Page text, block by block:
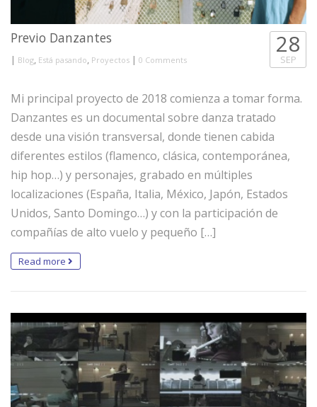
Previo Danzantes
| Blog, Está pasando, Proyectos | 0 Comments
28
SEP
Mi principal proyecto de 2018 comienza a tomar forma.
Danzantes es un documental sobre danza tratado
desde una visión transversal, donde tienen cabida
diferentes estilos (flamenco, clásica, contemporánea,
hip hop…) y personajes, grabado en múltiples
localizaciones (España, Italia, México, Japón, Estados
Unidos, Santo Domingo…) y con la participación de
compañías de alto vuelo y pequeño […]
Read more